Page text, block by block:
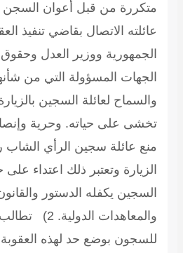
متكررة من قبل أعوان السجن
عائلته الاتصال بقاضي تنفيذ
الجمهورية ووزير العدل
الجهات المسؤولة التي من
والسماح لعائلة السجين
تخشى على حياته. وحرية
منع عائلة سجين الرأي
الزيارة وتعتبر ذلك اعتداء
السجين يكفله الدستور
والمعاهدات
للسجون بوضع حد لهذه العقوبة